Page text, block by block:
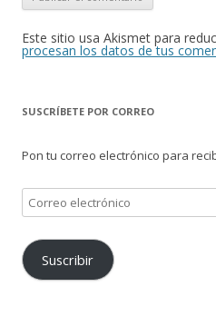
Este sitio usa Akismet para
procesan los datos de tus
SUSCRÍBETE POR CORREO
Pon tu correo electrónico para
Correo
electrónico
Suscribir